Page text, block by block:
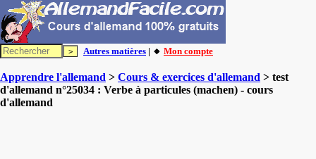
Autres matières | 🔸 Mon compte
Apprendre l'allemand > Cours & exercices d'allemand > test
d'allemand n°25034 : Verbe à particules (machen) - cours
d'allemand